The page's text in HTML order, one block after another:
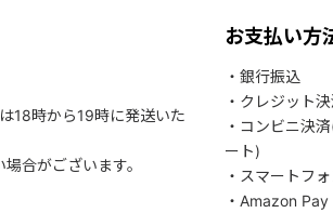
18時から19時に発送いた
合がございます。
お支払い方
・銀行振込
・クレジット
・コンビニ決
ート)
・スマートフ
・Amazon Pay